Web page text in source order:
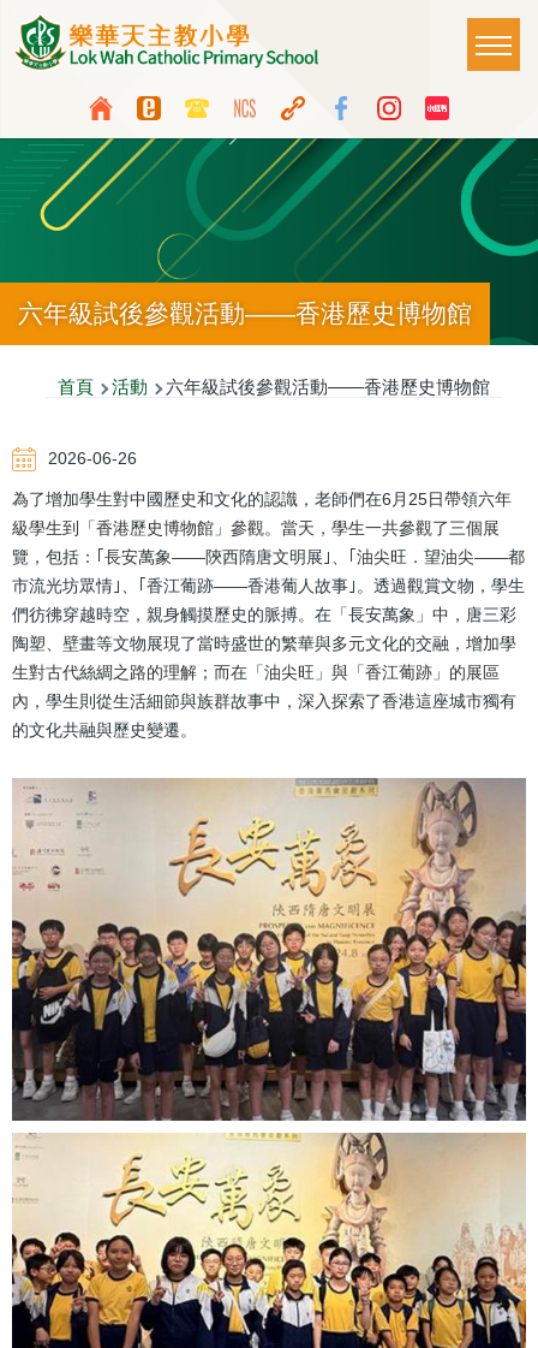
移至主內容
Top
Media
Icon
Button
Language
switcher
Main
六年級試後參觀活動——香港歷史博物館
連
結
首頁 活動 六年級試後參觀活動——香港歷史博物館
2026-06-26
為了增加學生對中國歷史和文化的認識，老師們在6月25日帶領六年
級學生到「香港歷史博物館」參觀。當天，學生一共參觀了三個展
覽，包括：｢長安萬象——陝西隋唐文明展｣、｢油尖旺．望油尖——都
市流光坊眾情｣、｢香江葡跡——香港葡人故事｣。透過觀賞文物，學生
們彷彿穿越時空，親身觸摸歷史的脈搏。在「長安萬象」中，唐三彩
陶塑、壁畫等文物展現了當時盛世的繁華與多元文化的交融，增加學
生對古代絲綢之路的理解；而在「油尖旺」與「香江葡跡」的展區
內，學生則從生活細節與族群故事中，深入探索了香港這座城市獨有
的文化共融與歷史變遷。